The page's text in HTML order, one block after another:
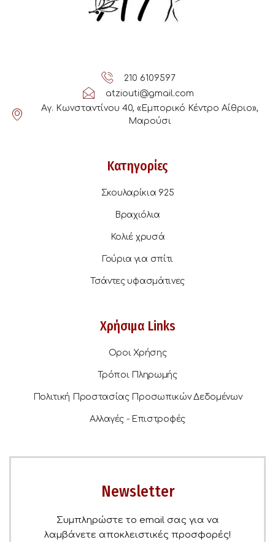
210 6109597
atziouti@gmail.com
Αγ. Κωνσταντίνου 40, «Εμπορικό Κέντρο Αίθριο»,
Μαρούσι
Κατηγορίες
Σκουλαρίκια 925
Βραχιόλια
Κολιέ χρυσά
Γούρια για σπίτι
Τσάντες υφασμάτινες
Χρήσιμα Links
Οροι Χρήσης
Τρόποι Πληρωμής
Πολιτική Προστασίας Προσωπικών Δεδομένων
Αλλαγές - Επιστροφές
Newsletter
Συμπληρώστε το email σας για να
λαμβάνετε αποκλειστικές προσφορές!